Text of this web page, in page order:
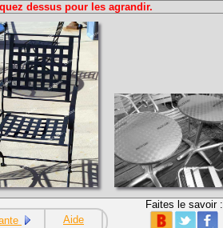
dessus pour les agrandir.
Aide
Faites le savoir :